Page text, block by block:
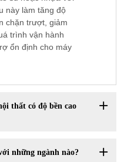
này làm tăng độ
chặn trượt, giảm
trình vận hành
ổn định cho máy
thất có độ bền cao
những ngành nào?